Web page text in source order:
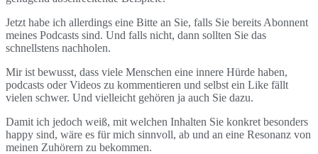
Jetzt habe ich allerdings eine Bitte an Sie, falls Sie bereits Abonnent
meines Podcasts sind. Und falls nicht, dann sollten Sie das
schnellstens nachholen.
Mir ist bewusst, dass viele Menschen eine innere Hürde haben,
podcasts oder Videos zu kommentieren und selbst ein Like fällt
vielen schwer. Und vielleicht gehören ja auch Sie dazu.
Damit ich jedoch weiß, mit welchen Inhalten Sie konkret besonders
happy sind, wäre es für mich sinnvoll, ab und an eine Resonanz von
meinen Zuhörern zu bekommen.